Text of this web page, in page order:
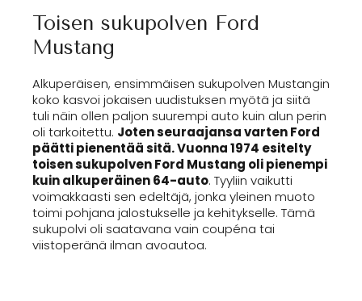
Toisen sukupolven Ford
Mustang
Alkuperäisen, ensimmäisen sukupolven Mustangin
koko kasvoi jokaisen uudistuksen myötä ja siitä
tuli näin ollen paljon suurempi auto kuin alun perin
oli tarkoitettu. Joten seuraajansa varten Ford
päätti pienentää sitä. Vuonna 1974 esitelty
toisen sukupolven Ford Mustang oli pienempi
kuin alkuperäinen 64-auto. Tyyliin vaikutti
voimakkaasti sen edeltäjä, jonka yleinen muoto
toimi pohjana jalostukselle ja kehitykselle. Tämä
sukupolvi oli saatavana vain coupéna tai
viistoperänä ilman avoautoa.